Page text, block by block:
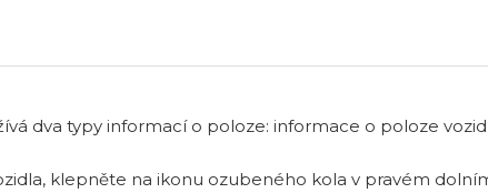
dva typy informací o poloze: informace o poloze
klepněte na ikonu ozubeného kola v pravém